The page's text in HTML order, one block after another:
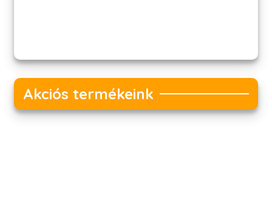
Akciós termékeink